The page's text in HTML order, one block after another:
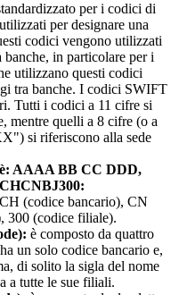
per i codici di
per designare una
codici vengono utilizzati
in particolare per i
utilizzano questi codici
tra banche. I codici SWIFT
Tutti i codici a 11 cifre si
mentre quelli a 8 cifre (o a
si riferiscono alla sede
AAAA BB CC DDD,
(codice bancario), CN
300 (codice filiale).
è composto da quattro
un solo codice bancario e,
di solito la sigla del nome
a tutte le sue filiali.